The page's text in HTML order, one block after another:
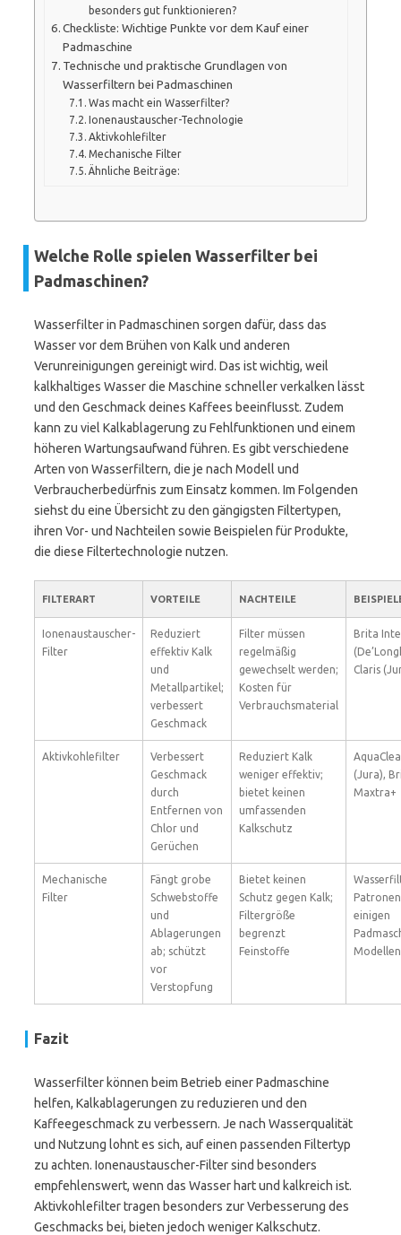
besonders gut funktionieren?
Checkliste: Wichtige Punkte vor dem Kauf einer
Padmaschine
Technische und praktische Grundlagen von
Wasserfiltern bei Padmaschinen
Was macht ein Wasserfilter?
Ionenaustauscher-Technologie
Aktivkohlefilter
Mechanische Filter
Ähnliche Beiträge:
Welche Rolle spielen Wasserfilter bei
Padmaschinen?
Wasserfilter in Padmaschinen sorgen dafür, dass das
Wasser vor dem Brühen von Kalk und anderen
Verunreinigungen gereinigt wird. Das ist wichtig, weil
kalkhaltiges Wasser die Maschine schneller verkalken lässt
und den Geschmack deines Kaffees beeinflusst. Zudem
kann zu viel Kalkablagerung zu Fehlfunktionen und einem
höheren Wartungsaufwand führen. Es gibt verschiedene
Arten von Wasserfiltern, die je nach Modell und
Verbraucherbedürfnis zum Einsatz kommen. Im Folgenden
siehst du eine Übersicht zu den gängigsten Filtertypen,
ihren Vor- und Nachteilen sowie Beispielen für Produkte,
die diese Filtertechnologie nutzen.
FILTERART VORTEILE NACHTEILE
Ionenaustauscher-
Filter
Reduziert
effektiv Kalk
und
Metallpartikel;
verbessert
Geschmack
Filter müssen
regelmäßig
gewechselt werden;
Kosten für
Verbrauchsmaterial
Brita
Claris
Aktivkohlefilter
Verbessert
Geschmack
durch
Entfernen von
Chlor und
Gerüchen
Reduziert Kalk
weniger effektiv;
bietet keinen
umfassenden
Kalkschutz
(Jura),
Maxtra+
Mechanische
Filter
Fängt grobe
Schwebstoffe
und
Ablagerungen
ab; schützt
vor
Verstopfung
Bietet keinen
Schutz gegen Kalk;
Filtergröße
begrenzt
Feinstoffe
einigen
Modellen
Fazit
Wasserfilter können beim Betrieb einer Padmaschine
helfen, Kalkablagerungen zu reduzieren und den
Kaffeegeschmack zu verbessern. Je nach Wasserqualität
und Nutzung lohnt es sich, auf einen passenden Filtertyp
zu achten. Ionenaustauscher-Filter sind besonders
empfehlenswert, wenn das Wasser hart und kalkreich ist.
Aktivkohlefilter tragen besonders zur Verbesserung des
Geschmacks bei, bieten jedoch weniger Kalkschutz.